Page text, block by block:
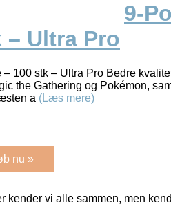
9-
– Ultra Pro
100 stk – Ultra Pro Bedre
the Gathering og Pokémon,
a (Læs mere)
nu »
kender vi alle sammen, men